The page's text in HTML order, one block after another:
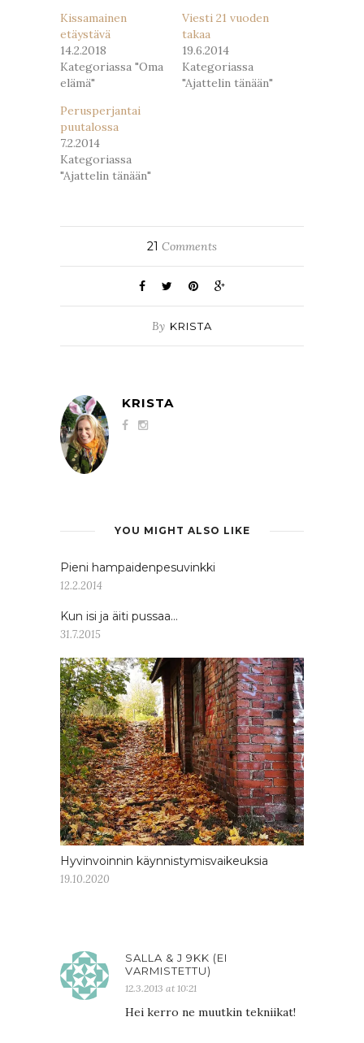
Kissamainen
etäystävä
14.2.2018
Kategoriassa "Oma
elämä"
Viesti 21 vuoden
takaa
19.6.2014
Kategoriassa
"Ajattelin tänään"
Perusperjantai
puutalossa
7.2.2014
Kategoriassa
"Ajattelin tänään"
21 Comments
By KRISTA
KRISTA
YOU MIGHT ALSO LIKE
Pieni hampaidenpesuvinkki
12.2.2014
Kun isi ja äiti pussaa…
31.7.2015
Hyvinvoinnin käynnistymisvaikeuksia
19.10.2020
SALLA & J 9KK (EI
VARMISTETTU)
12.3.2013 at 10:21
Hei kerro ne muutkin tekniikat!